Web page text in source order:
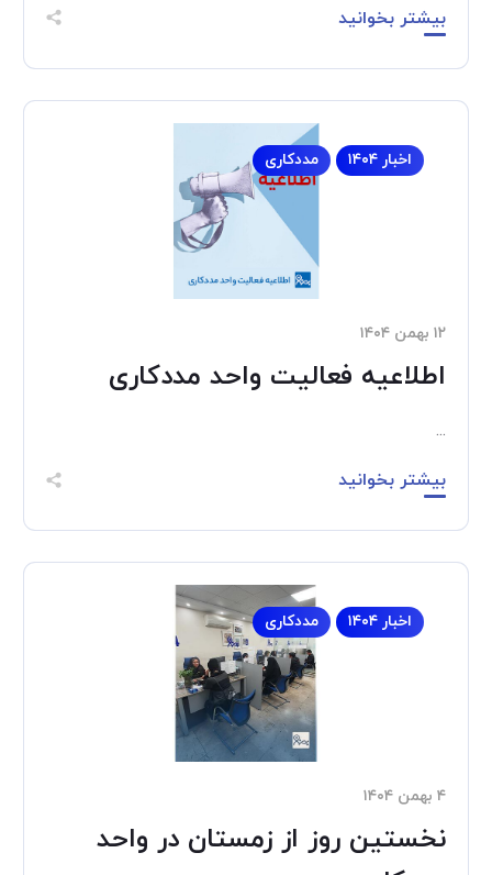
بیشتر بخوانید
اخبار ۱۴۰۴ مددکاری
۱۲ بهمن ۱۴۰۴
اطلاعیه فعالیت واحد مددکاری
...
بیشتر بخوانید
اخبار ۱۴۰۴ مددکاری
۴ بهمن ۱۴۰۴
نخستین روز از زمستان در واحد